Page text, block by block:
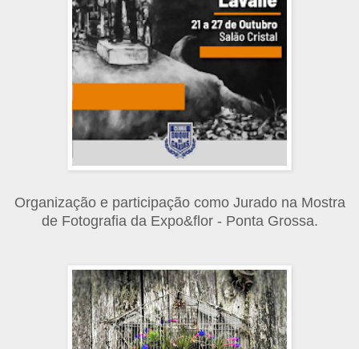
Organização e participação como Jurado na Mostra
de Fotografia da Expo&flor - Ponta Grossa.